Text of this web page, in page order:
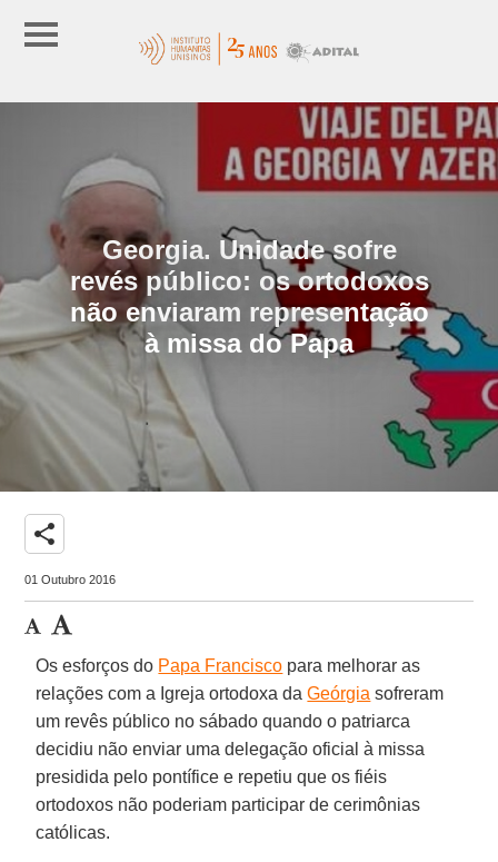
Georgia. Unidade sofre
revés público: os ortodoxos
não enviaram representação
à missa do Papa
share
01 Outubro 2016
Os esforços do Papa Francisco para melhorar as
relações com a Igreja ortodoxa daGeórgia sofreram
um revês público no sábado quando o patriarca
decidiu não enviar uma delegação oficial à missa
presidida pelo pontífice e repetiu que os fiéis
ortodoxos não poderiam participar de cerimônias
católicas.